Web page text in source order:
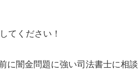
てください！
闇金問題に強い司法書士に相談